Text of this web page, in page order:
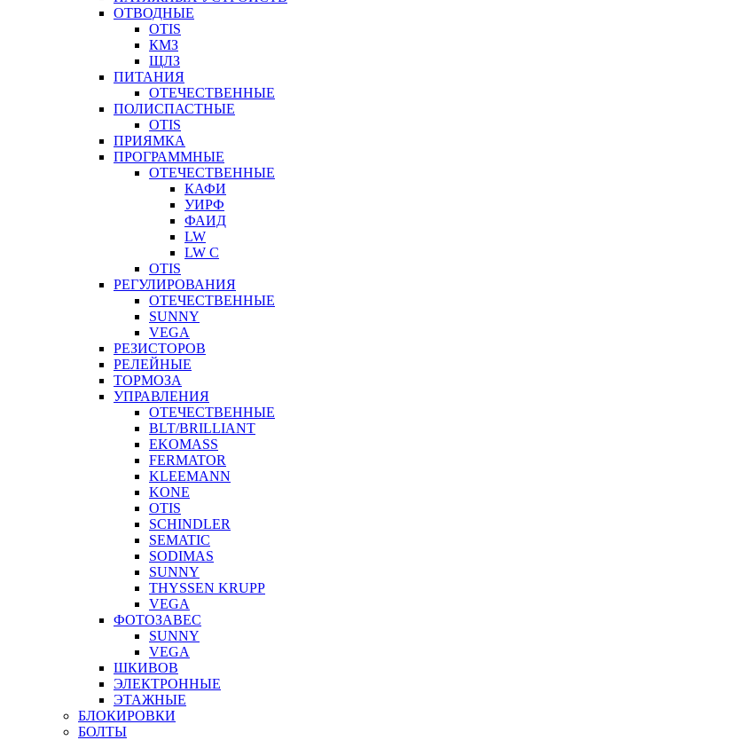
ОТВОДНЫЕ
OTIS
КМЗ
ЩЛЗ
ПИТАНИЯ
ОТЕЧЕСТВЕННЫЕ
ПОЛИСПАСТНЫЕ
OTIS
ПРИЯМКА
ПРОГРАММНЫЕ
ОТЕЧЕСТВЕННЫЕ
КАФИ
УИРФ
ФАИД
LW
LW C
OTIS
РЕГУЛИРОВАНИЯ
ОТЕЧЕСТВЕННЫЕ
SUNNY
VEGA
РЕЗИСТОРОВ
РЕЛЕЙНЫЕ
ТОРМОЗА
УПРАВЛЕНИЯ
ОТЕЧЕСТВЕННЫЕ
BLT/BRILLIANT
EKOMASS
FERMATOR
KLEEMANN
KONE
OTIS
SCHINDLER
SEMATIC
SODIMAS
SUNNY
THYSSEN KRUPP
VEGA
ФОТОЗАВЕС
SUNNY
VEGA
ШКИВОВ
ЭЛЕКТРОННЫЕ
ЭТАЖНЫЕ
БЛОКИРОВКИ
БОЛТЫ